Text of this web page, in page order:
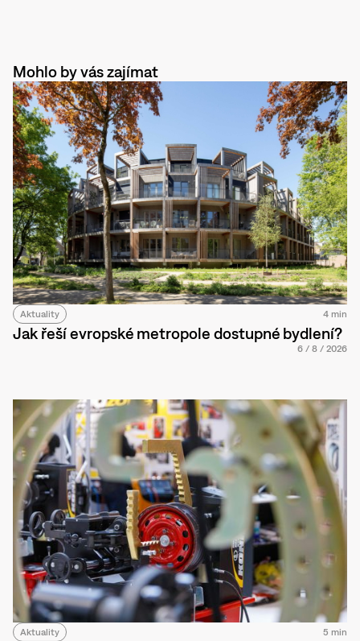
Mohlo by vás zajímat
Aktuality 4 min
Jak řeší evropské metropole dostupné bydlení?
6 / 8 / 2026
Aktuality 5 min